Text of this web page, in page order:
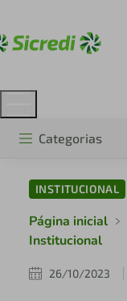
Categorias
INSTITUCIONAL
Página inicial
Institucional
26/10/2023